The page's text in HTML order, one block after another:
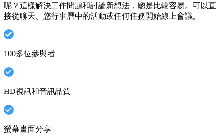
呢？這樣解決工作問題和討論新想法，總是比較容易。可以直
接從聊天、您行事曆中的活動或任何任務開始線上會議。
100多位參與者
HD視訊和音訊品質
螢幕畫面分享